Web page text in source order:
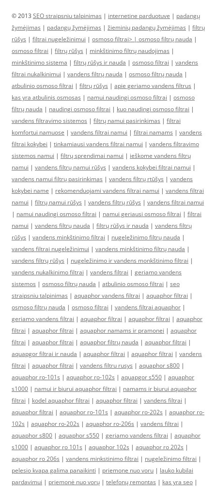
© 2013 SEO straipsniu talpinimas | internetine parduotuve | padangų
žymėjimas | padangų žymėjimas | žieminių padangų žymėjimas | filtrų
rūšys | filtrai nugeležinimui | osmoso filtrai> | osmoso filtrų nauda |
osmoso filtrai | filtrų rūšys | minkštinimo filtrų naudojimas |
minkštinimo sistema | filtrų rūšys ir nauda | osmoso filtrai | vandens
filtrai nukalkinimui | vandens filtrų nauda | osmoso filtrų nauda |
atbulinio osmoso filtrai | filtrų rūšys | apie geriamo vandens filtrus |
kas yra atbulinis osmosas | namui naudingi osmoso filtrai | osmoso
filtrų nauda | naudingi osmoso filtrai | kuo naudingi osmoso filtrai |
vandens filtravimo sistemos | filtrų namui pasirinkimas | filtrai
komfortui namuose | vandens filtrai namui | filtrai namams | vandens
filtrai kokybei | tinkamiausi vandens filtrai namui | vandens filtravimo
sistemos namui | filtrų sprendimai namui | ieškome vandens filtrų
namui | vandens filtrų namui rūšys | vandens kokybei filtrai namui |
vandens namui filtrų pasirinkimas | vandens filtrų rtūšys | vandens
kokybei name | rekomenduojami vandens filtrai namui | vandens filtrai
namui | filtrų namui rūšys | vandens filtrų rūšys | vandens filtrai namui
| namui naudingi osmoso filtrai | namui geriausi osmoso filtrai | filtrai
namui | vandens filtrų nauda | filtrų rūšys ir nauda | vandens filtrų
rūšys | vandens minkštinimo filtrai | nugeležinimo filtrų nauda |
vandens filtrai nugeležinimui | vandens minkštinimo filtrų nauda |
vandens filtrų rūšys | nugeležinimo ir vandens monkštinimo filtrai |
vandens nukalkinimo filtrai | vandens filtrai | geriamo vandens
sistemos | osmoso filtrų nauda | atbulinio osmoso filtrai | seo
straipsniu talpinimas | aquaphor vandens filtrai | aquaphor filtrai |
osmoso filtrų nauda | osmoso filtrai | vandens filtrai aquaphor |
geriamo vandens filtrai | aquaphor filtrai | aquaphor filtrai | aquaphor
filtrai | aquaphor filtrai | aquaphor namams ir pramonei | aquaphor
filtrai | aquaphor filtrai | aquaphor filtrų nauda | aquaphor filtrai |
aquapgor filtrai ir nauda | aquaphor filtrai | aquaphor filtrai | vandens
filtrai | aquaphor filtrai | vandens filtru rusys | aquaphor s800 |
aquaphor ro-101s | aquaphor ro-102s | aquapgor s550 | aquaphor
s1000 | namui ir biurui aquaphor filtrai | namams ir biurui aquaphor
filtrai | kodel aquaphor filtrai | aquaphor filtrai | vandens filtrai |
aquaphor filtrai | aquaphor ro-101s | aquaphor ro-202s | aquaphor ro-
102s | aquaphor ro-202s | aquaphor ro-206s | vandens filtrai |
aquaphor s800 | aquaphor s550 | geriamo vandens filtrai | aquaphor
s1000 | aquaphor ro 101s | aquaphor 102s | aquaphor ro 202s |
aquaphor ro 206s | vandens minkstinimo filtrai | nugeležinimo filtrai |
pelesio kvapa galima panaikinti | priemone nuo voru | lauko kubilai
pardavimui | priemonė nuo vorų | telefonų remontas | kas yra seo |